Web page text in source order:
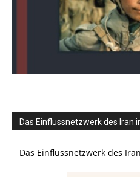
Das Einflussnetzwerk des Iran
Das Einflussnetzwerk des